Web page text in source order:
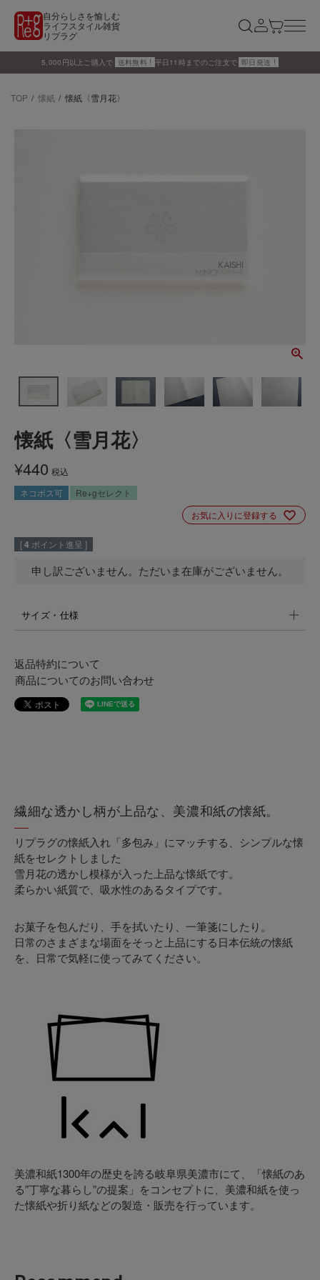
自分らしさを愉しむ
ライフスタイル雑貨
リプラグ
5,000円以上ご購入で 送料無料 ! 平日11時までのご注文で 即日発送 !
TOP 懐紙 懐紙〈雪月花〉
懐紙〈雪月花〉
¥440 税込
ネコポス可
Re+gセレクト
お気に入りに登録する
[4 ポイント進呈 ]
申し訳ございません。ただいま在庫がございません。
サイズ・仕様
返品特約について
商品についてのお問い合わせ
繊細な透かし柄が上品な、美濃和紙の懐紙。
リプラグの懐紙入れ「多包み」にマッチする、シンプルな懐
紙をセレクトしました
雪月花の透かし模様が入った上品な懐紙です。
柔らかい紙質で、吸水性のあるタイプです。
お菓子を包んだり、手を拭いたり、一筆箋にしたり。
日常のさまざまな場面をそっと上品にする日本伝統の懐紙
を、日常で気軽に使ってみてください。
美濃和紙1300年の歴史を誇る岐阜県美濃市にて、「懐紙のあ
る”丁寧な暮らし”の提案」をコンセプトに、美濃和紙を使っ
た懐紙や折り紙などの製造・販売を行っています。